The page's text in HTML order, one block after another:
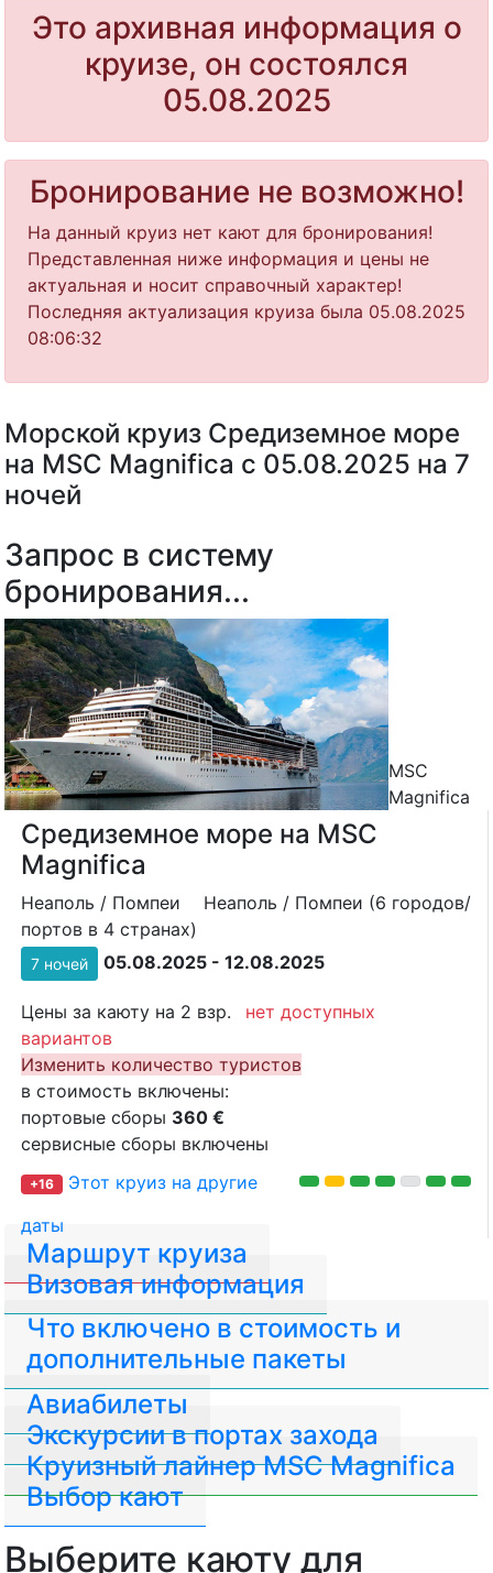
Это архивная информация о
круизе, он состоялся
05.08.2025
Бронирование не возможно!
На данный круиз нет кают для бронирования!
Представленная ниже информация и цены не
актуальная и носит справочный характер!
Последняя актуализация круиза была 05.08.2025
08:06:32
Морской круиз Средиземное море
на MSC Magnifica с 05.08.2025 на 7
ночей
MSC
Magnifica
Средиземное море на MSC
Magnifica
Неаполь / Помпеи
Неаполь / Помпеи (6 городов/
портов в 4 странах)
7 ночей 05.08.2025 - 12.08.2025
Цены за каюту на 2 взр.
нет доступных
вариантов
Изменить количество туристов
в стоимость включены:
портовые сборы 360 €
сервисные сборы включены
+16
Этот круиз на другие
даты
Запрос в систему
бронирования...
Маршрут круиза
Визовая информация
Авиабилеты
Что включено в стоимость и
дополнительные пакеты
Экскурсии в портах захода
Круизный лайнер MSC Magnifica
Выбор кают
Выберите каюту для